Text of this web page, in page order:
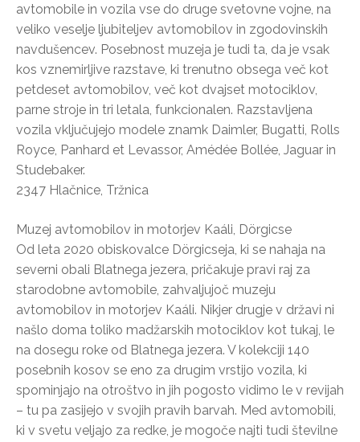
avtomobile in vozila vse do druge svetovne vojne, na
veliko veselje ljubiteljev avtomobilov in zgodovinskih
navdušencev. Posebnost muzeja je tudi ta, da je vsak
kos vznemirljive razstave, ki trenutno obsega več kot
petdeset avtomobilov, več kot dvajset motociklov,
parne stroje in tri letala, funkcionalen. Razstavljena
vozila vključujejo modele znamk Daimler, Bugatti, Rolls
Royce, Panhard et Levassor, Amédée Bollée, Jaguar in
Studebaker.
2347 Hlačnice, Tržnica
Muzej avtomobilov in motorjev Kaáli, Dörgicse
Od leta 2020 obiskovalce Dörgicseja, ki se nahaja na
severni obali Blatnega jezera, pričakuje pravi raj za
starodobne avtomobile, zahvaljujoč muzeju
avtomobilov in motorjev Kaáli. Nikjer drugje v državi ni
našlo doma toliko madžarskih motociklov kot tukaj, le
na dosegu roke od Blatnega jezera. V kolekciji 140
posebnih kosov se eno za drugim vrstijo vozila, ki
spominjajo na otroštvo in jih pogosto vidimo le v revijah
– tu pa zasijejo v svojih pravih barvah. Med avtomobili,
ki v svetu veljajo za redke, je mogoče najti tudi številne